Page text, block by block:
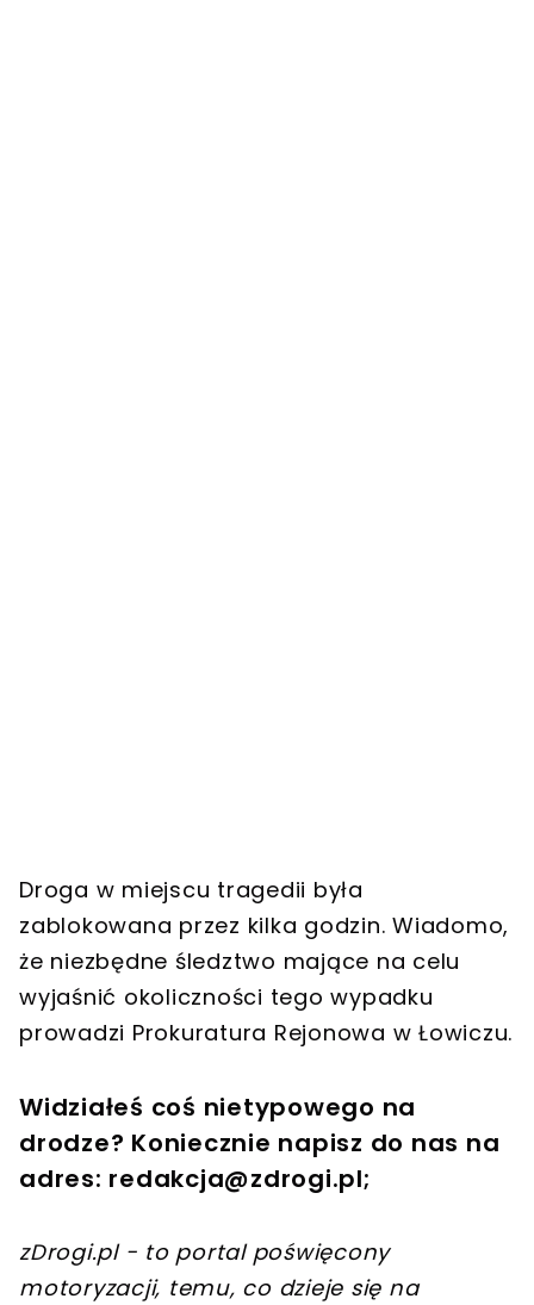
Droga w miejscu tragedii była
zablokowana przez kilka godzin. Wiadomo,
że niezbędne śledztwo mające na celu
wyjaśnić okoliczności tego wypadku
prowadzi Prokuratura Rejonowa w Łowiczu.
Widziałeś coś nietypowego na
drodze? Koniecznie napisz do nas na
adres: redakcja@zdrogi.pl;
zDrogi.pl - to portal poświęcony
motoryzacji, temu, co dzieje się na